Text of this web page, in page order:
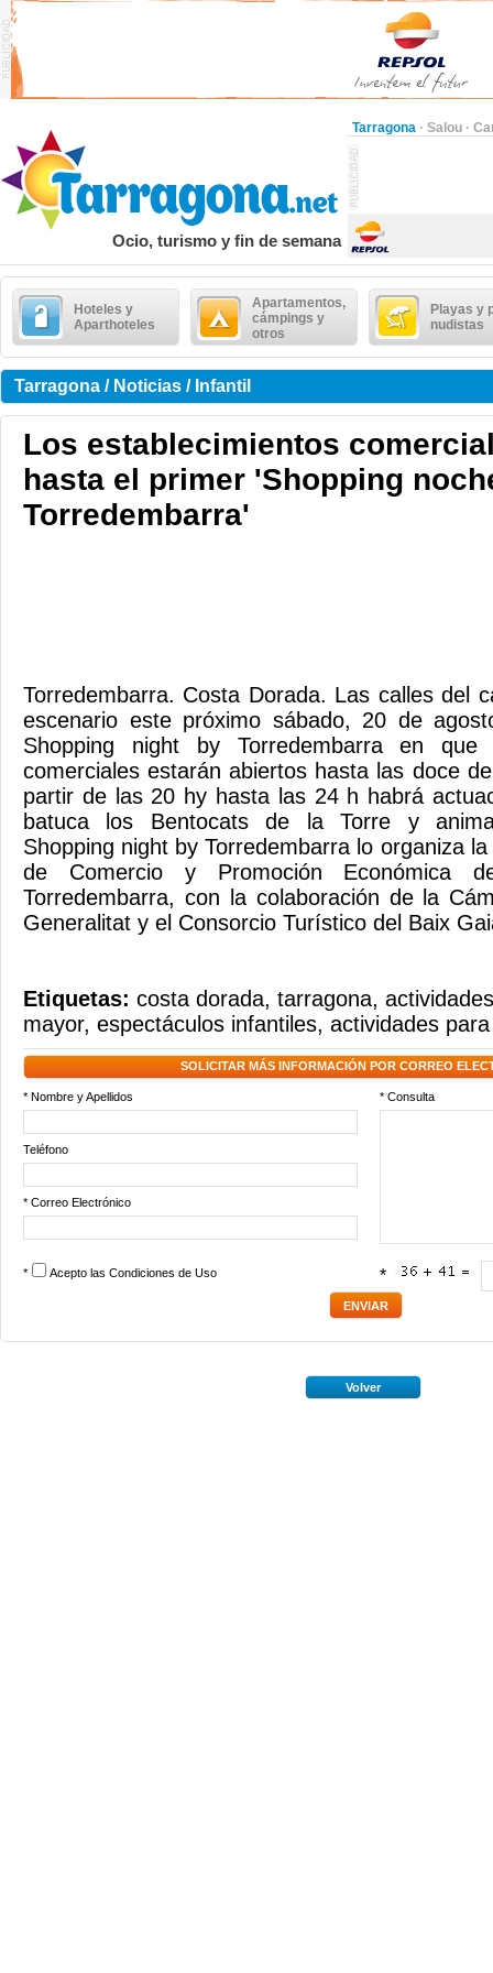
Tarragona · Salou ·
Ocio, turismo y fin de semana
Hoteles y
Aparthoteles
Apartamentos,
cámpings y
otros
Playas y
nudistas
Tarragona / Noticias / Infantil
Los establecimientos
hasta el primer 'Shopping
Torredembarra'
Torredembarra. Costa Dorada. Las calles del
escenario este próximo sábado, 20 de
Shopping night by Torredembarra en que
comerciales estarán abiertos hasta las doce
partir de las 20 hy hasta las 24 h habrá
batuca los Bentocats de la Torre y
Shopping night by Torredembarra lo organiza
de Comercio y Promoción Económica
Torredembarra, con la colaboración de la
Generalitat y el Consorcio Turístico del Baix
Etiquetas: costa dorada, tarragona,
mayor, espectáculos infantiles, actividades
SOLICITAR MÁS INFORMACIÓN POR CORREO
* Nombre y Apellidos * Consulta
Teléfono
* Correo Electrónico
* Acepto las Condiciones de Uso *
Volver